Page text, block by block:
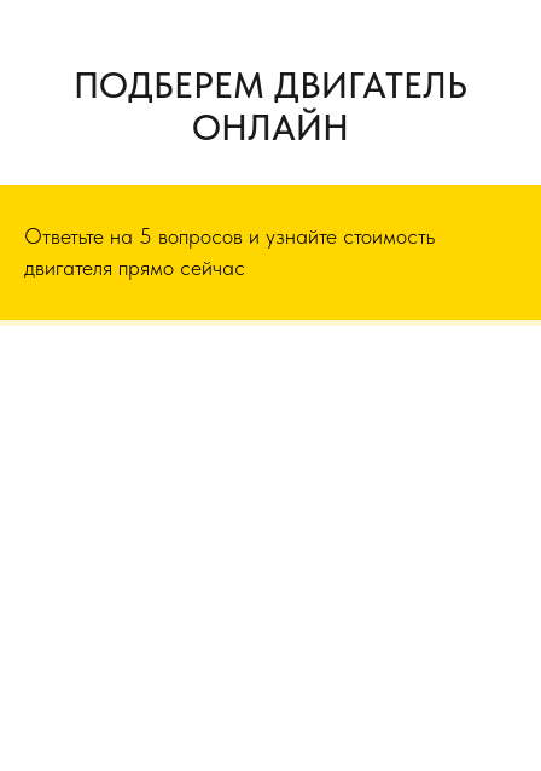
ПОДБЕРЕМ ДВИГАТЕЛЬ
ОНЛАЙН
Ответьте на 5 вопросов и узнайте стоимость
двигателя прямо сейчас